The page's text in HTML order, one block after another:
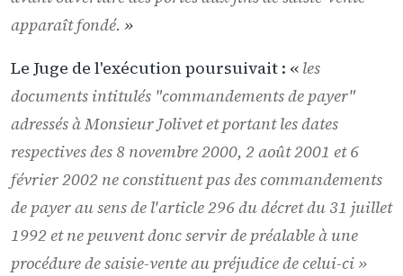
apparaît fondé. »
Le Juge de l'exécution poursuivait : « les
documents intitulés "commandements de payer"
adressés à Monsieur Jolivet et portant les dates
respectives des 8 novembre 2000, 2 août 2001 et 6
février 2002 ne constituent pas des commandements
de payer au sens de l'article 296 du décret du 31 juillet
1992 et ne peuvent donc servir de préalable à une
procédure de saisie-vente au préjudice de celui-ci »